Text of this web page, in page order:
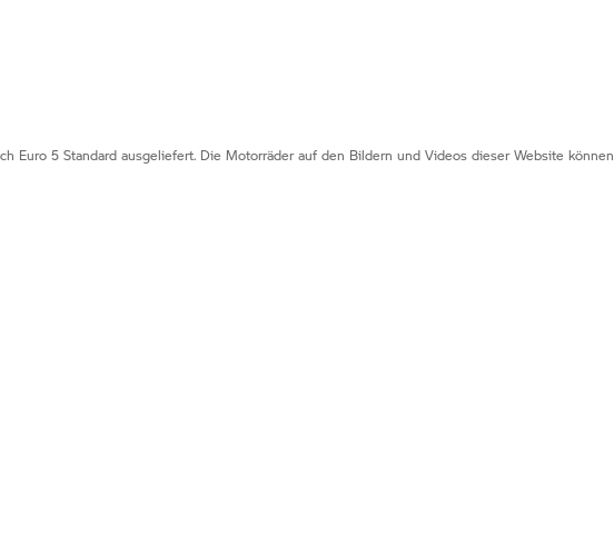
5 Standard ausgeliefert. Die Motorräder auf den Bildern und Videos dieser Website können